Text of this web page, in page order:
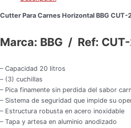
Cutter Para Carnes Horizontal BBG CUT-
Marca: BBG / Ref:
– Capacidad 20 litros
– (3) cuchillas
– Pica finamente sin perdida del sabor
– Sistema de seguridad que impide su
– Estructura robusta en acero inoxidable
– Tapa y artesa en aluminio anodizado